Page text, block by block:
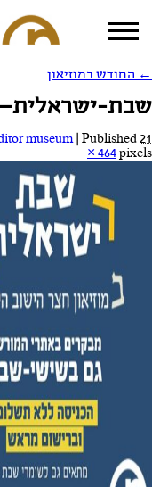
אני מאשר/ת אתתנאי
← החודש במוזיאון
שבת-
museum Published21 בספטמבר 2023
× 464pixels